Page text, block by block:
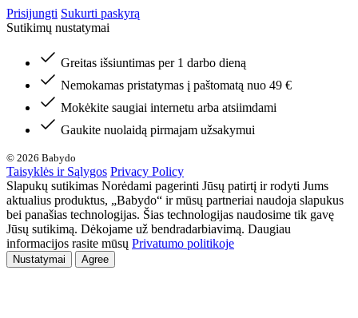
Prisijungti Sukurti paskyrą
Sutikimų nustatymai
Greitas išsiuntimas per 1 darbo dieną
Nemokamas pristatymas į paštomatą nuo 49 €
Mokėkite saugiai internetu arba atsiimdami
Gaukite nuolaidą pirmajam užsakymui
© 2026 Babydo
Taisyklės ir Sąlygos Privacy Policy
Slapukų sutikimas Norėdami pagerinti Jūsų patirtį ir rodyti Jums
aktualius produktus, „Babydo“ ir mūsų partneriai naudoja slapukus
bei panašias technologijas. Šias technologijas naudosime tik gavę
Jūsų sutikimą. Dėkojame už bendradarbiavimą. Daugiau
informacijos rasite mūsų Privatumo politikoje
Nustatymai Agree